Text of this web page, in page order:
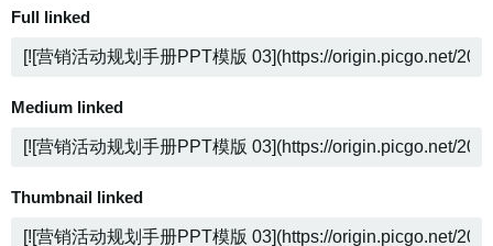
Full linked
Medium linked
Thumbnail linked